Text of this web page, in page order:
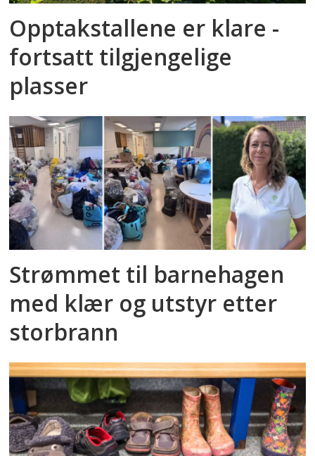
Opptakstallene er klare -
fortsatt tilgjengelige
plasser
Strømmet til barnehagen
med klær og utstyr etter
storbrann